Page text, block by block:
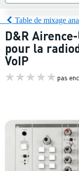
Table de mixage
D&R
pour la
VoIP
pas